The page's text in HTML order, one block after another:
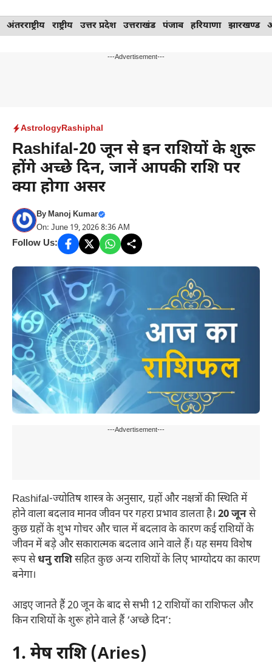
Skip
to
अंतरराष्ट्रीय राष्ट्रीय उत्तर प्रदेश उत्तराखंड पंजाब हरियाणा झारखण्ड
---Advertisement---
AstrologyRashiphal
Rashifal-20 जून से इन राशियों के शुरू
होंगे अच्छे दिन, जानें आपकी राशि पर
क्या होगा असर
ByManoj Kumar
On: June 19, 2026 8:36 AM
Follow Us:
---Advertisement---
Rashifal-ज्योतिष शास्त्र के अनुसार, ग्रहों और नक्षत्रों की स्थिति में
होने वाला बदलाव मानव जीवन पर गहरा प्रभाव डालता है। 20 जूनसे
कुछ ग्रहों के शुभ गोचर और चाल में बदलाव के कारण कई राशियों के
जीवन में बड़े और सकारात्मक बदलाव आने वाले हैं। यह समय विशेष
रूप सेधनु राशिसहित कुछ अन्य राशियों के लिए भाग्योदय का कारण
बनेगा।
आइए जानते हैं 20 जून के बाद से सभी 12 राशियों का राशिफल और
किन राशियों के शुरू होने वाले हैं ‘अच्छे दिन’:
1. मेष राशि (Aries)